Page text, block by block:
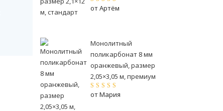
Оценка5из 5
от Артём
Монолитный
поликарбонат 8 мм
оранжевый, размер
2,05×3,05 м, премиум
Оценка5из 5
от Мария